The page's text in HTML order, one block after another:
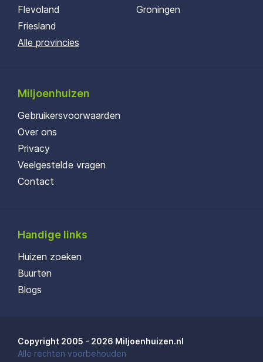
Flevoland
Friesland
Groningen
Alle provincies
Miljoenhuizen
Gebruikersvoorwaarden
Over ons
Privacy
Veelgestelde vragen
Contact
Handige links
Huizen zoeken
Buurten
Blogs
Copyright 2005 - 2026 Miljoenhuizen.nl
Alle rechten voorbehouden